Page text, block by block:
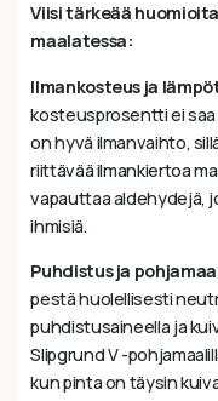
Viisi tärkeää
maalatessa:
Ilmankosteus ja
kosteusprosentti ei saa
on hyvä ilmanvaihto,
riittävää ilmankiertoa
vapauttaa aldehydejä,
ihmisiä.
Puhdistus ja
pestä huolellisesti
puhdistusaineella ja
Slipgrund V -
kun pinta on täysin